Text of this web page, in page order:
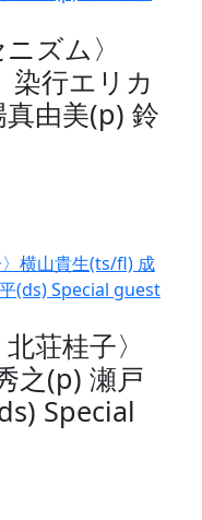
ズム〉
染行エリカ
真由美(p) 鈴
荘桂子〉
之(p) 瀬戸
Special